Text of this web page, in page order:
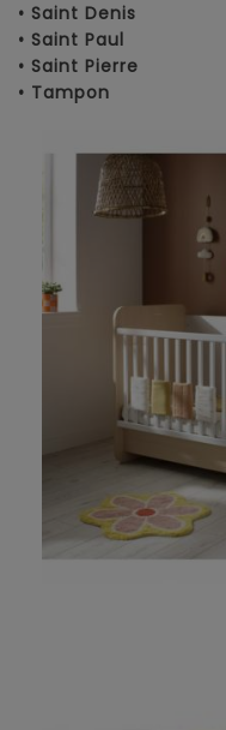
• Saint Denis
• Saint Paul
• Saint Pierre
• Tampon